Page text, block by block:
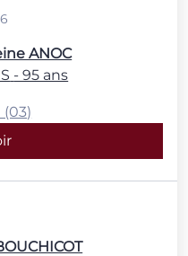
ANOC
- 95 ans